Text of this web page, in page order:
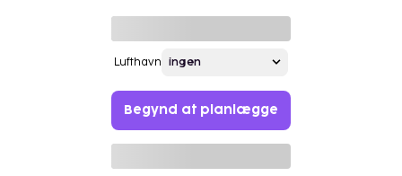
Lufthavn
Begynd at planlægge